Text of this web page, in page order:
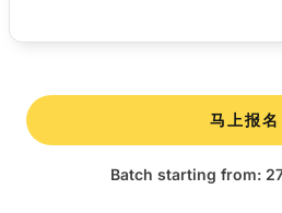
马上报名
Batch starting from: